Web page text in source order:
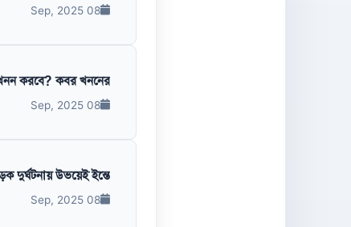
08 Sep, 2025
করবে? কবর খননের...
08 Sep, 2025
উভয়েই ইন্তে...
08 Sep, 2025